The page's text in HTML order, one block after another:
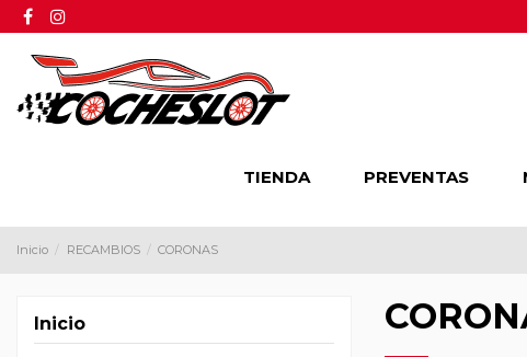
TIENDA PREVENTAS
Inicio RECAMBIOS CORONAS
Inicio